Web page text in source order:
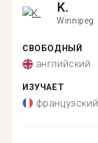
K.
Winnipeg
СВОБОДНЫЙ
английский
ИЗУЧАЕТ
французский